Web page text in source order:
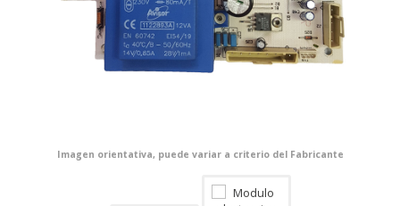
Imagen orientativa, puede variar a criterio del Fabricante